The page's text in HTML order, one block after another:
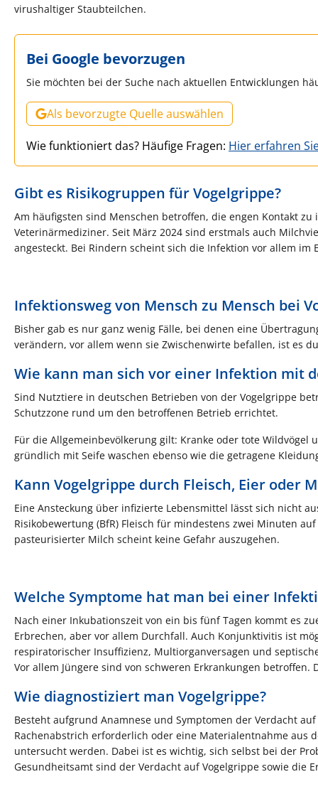
virushaltiger Staubteilchen.
Bei Google bevorzugen
Sie möchten bei der Suche nach aktuellen Entwicklungen
Als bevorzugte Quelle auswählen
Wie funktioniert das? Häufige Fragen: Hier erfahren
Gibt es Risikogruppen für Vogelgrippe?
Am häufigsten sind Menschen betroffen, die engen Kontakt
Veterinärmediziner. Seit März 2024 sind erstmals auch
angesteckt. Bei Rindern scheint sich die Infektion vor allem
Infektionsweg von Mensch zu Mensch bei
Bisher gab es nur ganz wenig Fälle, bei denen eine
verändern, vor allem wenn sie Zwischenwirte befallen, ist es
Wie kann man sich vor einer Infektion mit
Sind Nutztiere in deutschen Betrieben von der Vogelgrippe
Schutzzone rund um den betroffenen Betrieb errichtet.
Für die Allgemeinbevölkerung gilt: Kranke oder tote
gründlich mit Seife waschen ebenso wie die getragene
Kann Vogelgrippe durch Fleisch, Eier oder
Eine Ansteckung über infizierte Lebensmittel lässt sich nicht
Risikobewertung (BfR) Fleisch für mindestens zwei Minuten
pasteurisierter Milch scheint keine Gefahr auszugehen.
Welche Symptome hat man bei einer
Nach einer Inkubationszeit von ein bis fünf Tagen kommt es
Erbrechen, aber vor allem Durchfall. Auch Konjunktivitis ist
respiratorischer Insuffizienz, Multiorganversagen und
Vor allem Jüngere sind von schweren Erkrankungen
Wie diagnostiziert man Vogelgrippe?
Besteht aufgrund Anamnese und Symptomen der Verdacht
Rachenabstrich erforderlich oder eine Materialentnahme aus
untersucht werden. Dabei ist es wichtig, sich selbst bei der
Gesundheitsamt sind der Verdacht auf Vogelgrippe sowie die